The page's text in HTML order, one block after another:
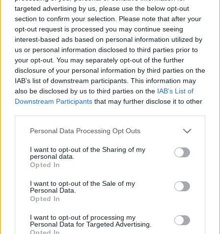
targeted advertising by us, please use the below opt-out
section to confirm your selection. Please note that after your
opt-out request is processed you may continue seeing
interest-based ads based on personal information utilized by
us or personal information disclosed to third parties prior to
your opt-out. You may separately opt-out of the further
disclosure of your personal information by third parties on the
IAB’s list of downstream participants. This information may
also be disclosed by us to third parties on the IAB’s List of
Downstream Participants that may further disclose it to other
Please note that this website/app uses one or more Google
not limited to your visit or usage behaviour. You may click to
grant or deny consent to Google and its third-party tags to
use your data for below specified purposes in below Google
consent section.
Personal Data Processing Opt Outs
I want to opt-out of the Sharing of my
personal data.
Opted In
I want to opt-out of the Sale of my
Personal Data.
Opted In
I want to opt-out of processing my
Personal Data for Targeted Advertising.
Opted In
ezért az elmúlt időszakban számos
reklámkampányban és divatmárkához kapcsolódó
együttműködésben szerepelt, amelyek során
sokan már nemcsak sportolóként, hanem valódi
nemzetközi sztárként tekintettek rá.
Kikerekedett szemekkel hallgatta
Toto Wolff ajánlatát Antonelli
fejlesztésekről és a Honda
motorról